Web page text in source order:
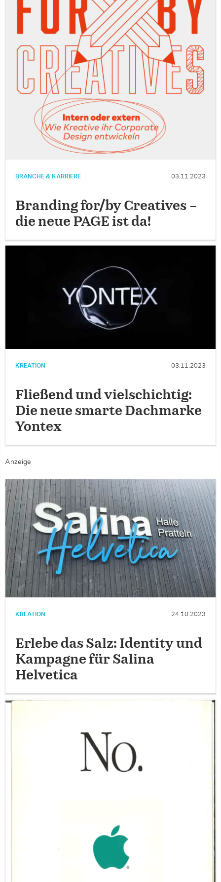
BRANCHE & KARRIERE 03.11.2023
Branding for/by Creatives –
die neue PAGE ist da!
KREATION 03.11.2023
Fließend und vielschichtig:
Die neue smarte Dachmarke
Yontex
Anzeige
KREATION 24.10.2023
Erlebe das Salz: Identity und
Kampagne für Salina
Helvetica